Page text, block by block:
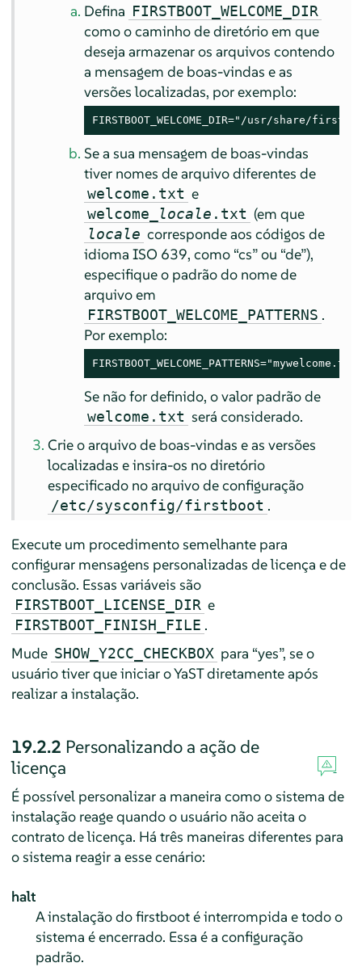
Defina FIRSTBOOT_WELCOME_DIR
como o caminho de diretório em que
deseja armazenar os arquivos contendo
a mensagem de boas-vindas e as
versões localizadas, por exemplo:
FIRSTBOOT_WELCOME_DIR="/usr/share/
Se a sua mensagem de boas-vindas
tiver nomes de arquivo diferentes de
welcome.txt e
welcome_ locale .txt (em que
locale corresponde aos códigos de
idioma ISO 639, como “cs”ou “de”),
especifique o padrão do nome de
arquivo em
FIRSTBOOT_WELCOME_PATTERNS .
Por exemplo:
Se não for definido, o valor padrão de
welcome.txt será considerado.
Crie o arquivo de boas-vindas e as versões
localizadas e insira-os no diretório
especificado no arquivo de configuração
/etc/sysconfig/firstboot .
Execute um procedimento semelhante para
configurar mensagens personalizadas de licença e de
conclusão. Essas variáveis são
FIRSTBOOT_LICENSE_DIR e
FIRSTBOOT_FINISH_FILE .
Mude SHOW_Y2CC_CHECKBOX para “yes”, se o
usuário tiver que iniciar o YaST diretamente após
realizar a instalação.
19.2.2 Personalizando a ação de
licença
É possível personalizar a maneira como o sistema de
instalação reage quando o usuário não aceita o
contrato de licença. Há três maneiras diferentes para
o sistema reagir a esse cenário:
halt
A instalação do firstboot é interrompida e todo o
sistema é encerrado. Essa é a configuração
padrão.